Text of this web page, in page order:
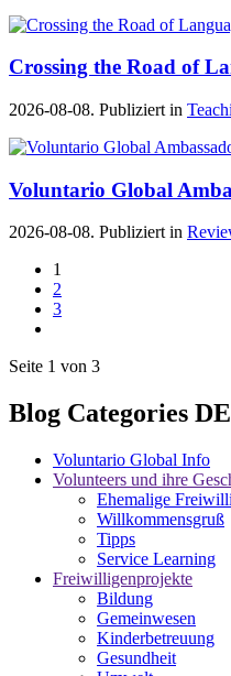
Crossing the Road of
2026-08-08. Publiziert in
Voluntario Global
2026-08-08. Publiziert in
1
2
3
Seite 1 von 3
Blog Categories DE
Voluntario Global Info
Volunteers und ihre
Ehemalige
Willkommensgruß
Tipps
Service Learning
Freiwilligenprojekte
Bildung
Gemeinwesen
Kinderbetreuung
Gesundheit